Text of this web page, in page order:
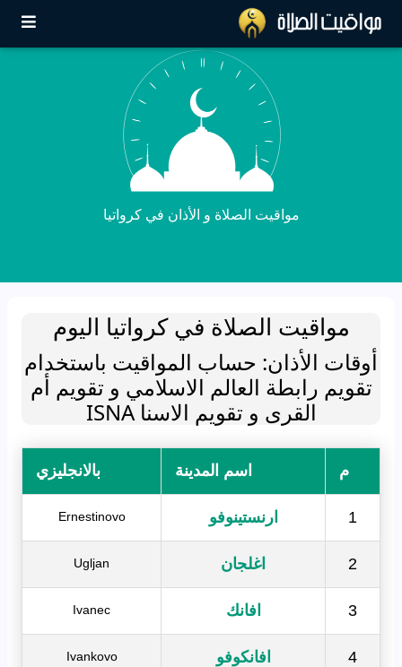
مواقيت الصلاة و الأذان في كرواتيا
مواقيت الصلاة في كرواتيا اليوم
أوقات الأذان: حساب المواقيت باستخدام
تقويم رابطة العالم الاسلامي و تقويم أم
القرى و تقويم الاسنا ISNA
م اسم المدينة بالانجليزي
1 ارنستينوفو Ernestinovo
2 اغلجان Ugljan
3 افانك Ivanec
4 افانكوفو Ivankovo